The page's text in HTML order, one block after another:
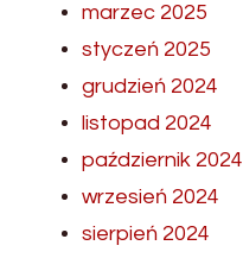
marzec 2025
styczeń 2025
grudzień 2024
listopad 2024
październik 2024
wrzesień 2024
sierpień 2024